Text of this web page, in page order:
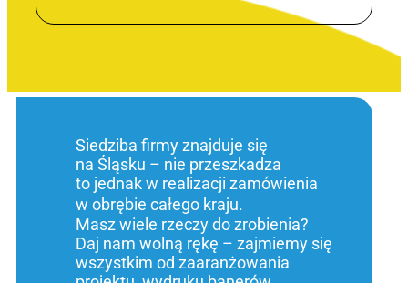
Siedziba firmy znajduje się
na Śląsku – nie przeszkadza
to jednak w realizacji zamówienia
w obrębie całego kraju.
Masz wiele rzeczy do zrobienia?
Daj nam wolną rękę – zajmiemy się
wszystkim od zaaranżowania